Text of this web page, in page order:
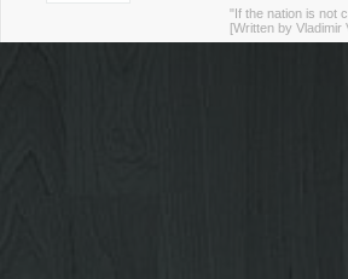
"If the nation is not
[Written by Vladimir